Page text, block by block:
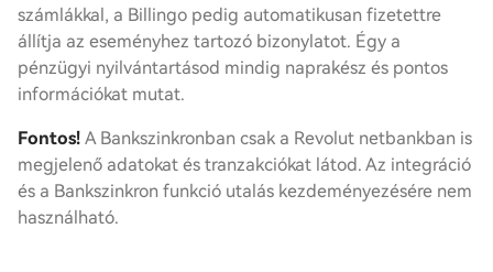
számlákkal, a Billingo pedig automatikusan fizetettre
állítja az eseményhez tartozó bizonylatot. Égy a
pénzügyi nyilvántartásod mindig naprakész és pontos
információkat mutat.
Fontos! A Bankszinkronban csak a Revolut netbankban is
megjelenő adatokat és tranzakciókat látod. Az integráció
és a Bankszinkron funkció utalás kezdeményezésére nem
használható.